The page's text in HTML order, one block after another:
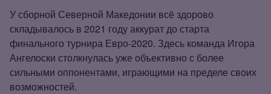
У сборной Северной Македонии всё здорово
складывалось в 2021 году аккурат до старта
финального турнира Евро‑2020. Здесь команда Игора
Ангелоски столкнулась уже объективно с более
сильными оппонентами, играющими на пределе своих
возможностей.